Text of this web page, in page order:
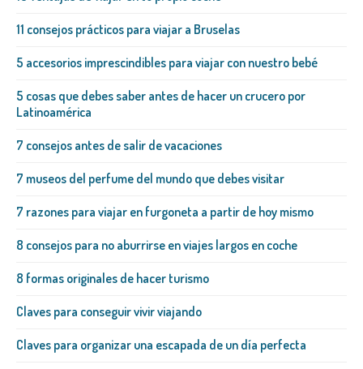
11 consejos prácticos para viajar a Bruselas
5 accesorios imprescindibles para viajar con nuestro bebé
5 cosas que debes saber antes de hacer un crucero por
Latinoamérica
7 consejos antes de salir de vacaciones
7 museos del perfume del mundo que debes visitar
7 razones para viajar en furgoneta a partir de hoy mismo
8 consejos para no aburrirse en viajes largos en coche
8 formas originales de hacer turismo
Claves para conseguir vivir viajando
Claves para organizar una escapada de un día perfecta